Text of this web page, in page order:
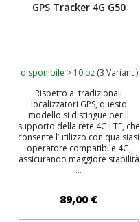
GPS Tracker 4G G50
disponibile > 10 pz (3 Varianti)
Rispetto ai tradizionali
localizzatori GPS, questo
modello si distingue per il
supporto della rete 4G LTE, che
consente l’utilizzo con qualsiasi
operatore compatibile 4G,
assicurando maggiore stabilità
...
89,00 €